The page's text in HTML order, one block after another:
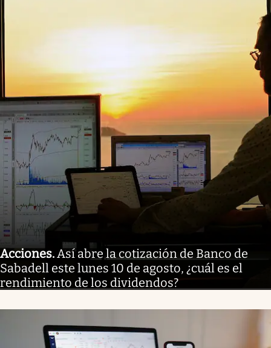
Acciones.Así abre la cotización de Banco de
Sabadell este lunes 10 de agosto, ¿cuál es el
rendimiento de los dividendos?